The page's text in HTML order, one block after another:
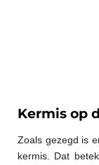
Kermis op
Zoals gezegd is
kermis. Dat